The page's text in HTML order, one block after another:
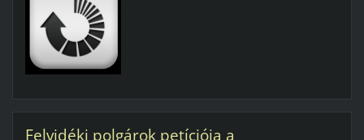
Felvidéki polgárok petíciója a